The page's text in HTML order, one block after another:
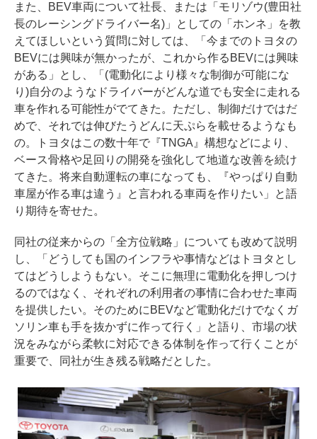
また、BEV車両について社長、または「モリゾウ(豊田社
長のレーシングドライバー名)」としての「ホンネ」を教
えてほしいという質問に対しては、「今までのトヨタの
BEVには興味が無かったが、これから作るBEVには興味
がある」とし、「(電動化により様々な制御が可能にな
り)自分のようなドライバーがどんな道でも安全に走れる
車を作れる可能性がでてきた。ただし、制御だけではだ
めで、それでは伸びたうどんに天ぷらを載せるようなも
の。トヨタはこの数十年で『TNGA』構想などにより、
ベース骨格や足回りの開発を強化して地道な改善を続け
てきた。将来自動運転の車になっても、『やっぱり自動
車屋が作る車は違う』と言われる車両を作りたい」と語
り期待を寄せた。
同社の従来からの「全方位戦略」についても改めて説明
し、「どうしても国のインフラや事情などはトヨタとし
てはどうしようもない。そこに無理に電動化を押しつけ
るのではなく、それぞれの利用者の事情に合わせた車両
を提供したい。そのためにBEVなど電動化だけでなくガ
ソリン車も手を抜かずに作って行く」と語り、市場の状
況をみながら柔軟に対応できる体制を作って行くことが
重要で、同社が生き残る戦略だとした。